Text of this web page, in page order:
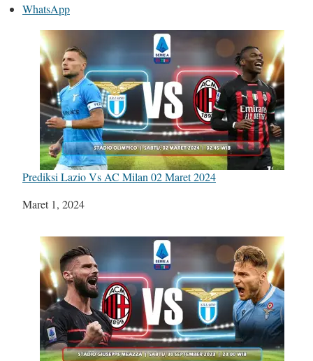
WhatsApp
Prediksi Lazio Vs AC Milan 02 Maret 2024
Tanggal
Maret 1, 2024